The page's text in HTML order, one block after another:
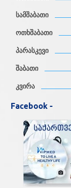
სამშაბათი
ოთხშაბათი
პარასკევი
შაბათი
კვირა
Facebook -